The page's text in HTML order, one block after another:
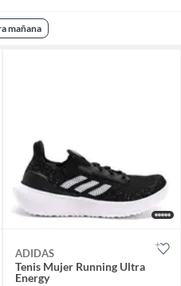
mañana
ADIDAS
Tenis Mujer Running Ultra
Energy